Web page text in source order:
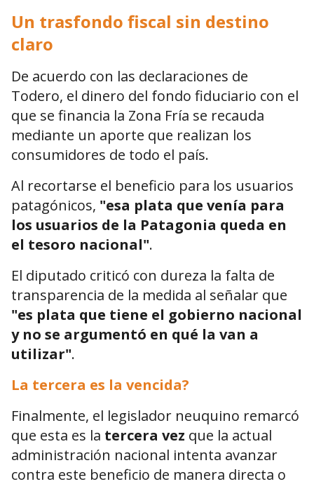
Un trasfondo fiscal sin destino
claro
De acuerdo con las declaraciones de
Todero, el dinero del fondo fiduciario con el
que se financia la Zona Fría se recauda
mediante un aporte que realizan los
consumidores de todo el país.
Al recortarse el beneficio para los usuarios
patagónicos, "esa plata que venía para
los usuarios de la Patagonia queda en
el tesoro nacional".
El diputado criticó con dureza la falta de
transparencia de la medida al señalar que
"es plata que tiene el gobierno nacional
y no se argumentó en qué la van a
utilizar".
La tercera es la vencida?
Finalmente, el legislador neuquino remarcó
que esta es la tercera vez que la actual
administración nacional intenta avanzar
contra este beneficio de manera directa o